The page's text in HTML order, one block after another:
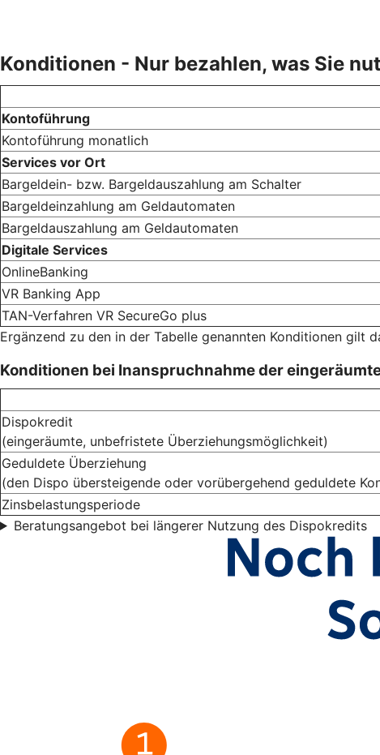
Konditionen - Nur bezahlen, was Sie
Kontoführung
Kontoführung monatlich
Services vor Ort
Bargeldein- bzw. Bargeldauszahlung am Schalter
Bargeldeinzahlung am Geldautomaten
Bargeldauszahlung am Geldautomaten
Digitale Services
OnlineBanking
VR Banking App
TAN-Verfahren VR SecureGo plus
Ergänzend zu den in der Tabelle genannten Konditionen gilt
Konditionen bei Inanspruchnahme der
Dispokredit
(eingeräumte, unbefristete Überziehungsmöglichkeit)
Geduldete Überziehung
(den Dispo übersteigende oder vorübergehend geduldete
Zinsbelastungsperiode
Beratungsangebot bei längerer Nutzung des Dispokredits